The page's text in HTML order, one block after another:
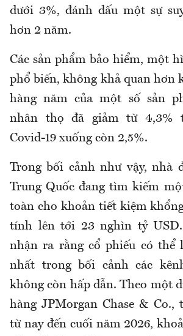
dưới 3%, đánh dấu một sự
hơn 2 năm.
Các sản phẩm bảo hiểm, một
phổ biến, không khả quan hơn
hàng năm của một số sản
nhân thọ đã giảm từ 4,3%
Covid-19 xuống còn 2,5%.
Trong bối cảnh như vậy, nhà
Trung Quốc đang tìm kiếm
toàn cho khoản tiết kiệm
tính lên tới 23 nghìn tỷ
nhận ra rằng cổ phiếu có thể
nhất trong bối cảnh các
không còn hấp dẫn. Theo một
hàng JPMorgan Chase &
từ nay đến cuối năm 2026,